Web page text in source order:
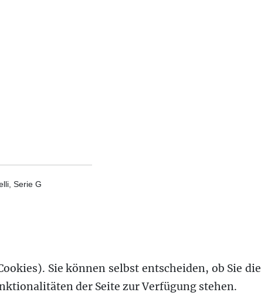
Serie G
Sie können selbst entscheiden, ob Sie die
der Seite zur Verfügung stehen.